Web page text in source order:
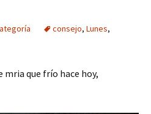
consejo, Lunes,
mria que frío hace hoy,